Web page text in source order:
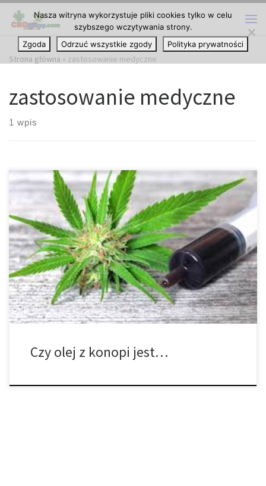
Przejdź do treści
Strona główna » zastosowanie medyczne
zastosowanie medyczne
1 wpis
Czy olej z konopi jest… Czy olej z konopi jest… nielegalny w
przypadku zastosowania medycznego? Mimo iż obie rośliny
pochodzą od Cannabis Sativa L., konopie są szerzej stosowane z
powodów przemysłowych. Z drugiej strony, marihuana jest
preferowana ze względu na jej właściwości psychoaktywne.
Konopie są stosowane od czasów starożytnych do […]
Czy olej z konopi jest…
Nasza witryna wykorzystuje pliki cookies tylko w celu
szybszego wczytywania strony.
Zgoda
Odrzuć wszystkie zgody Polityka prywatności